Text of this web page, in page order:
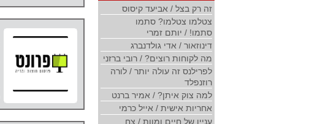
זה רק בצל / אביעד קיסוס
צטלמו צטלמו? סתמו
סתמו! / יותם זמרי
דינוזאור / אדי גולדנברג
מה לקוחות רוצים? / רובי ברזני
לפרילנס זה עולה יותר / לורה
רוזנפלד
למה צוק איתן? / אמיר ברנט
אחריות אישית / אייל כרמי
עניין של חיים ומוות / צח